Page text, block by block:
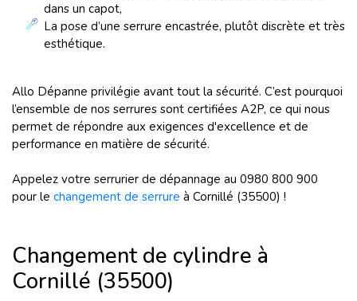
dans un capot,
La pose d’une serrure encastrée, plutôt discrète et très
esthétique.
Allo Dépanne privilégie avant tout la sécurité. C’est pourquoi
l’ensemble de nos serrures sont certifiées A2P, ce qui nous
permet de répondre aux exigences d'excellence et de
performance en matière de sécurité.
Appelez votre serrurier de dépannage au 0980 800 900
pour le changement de serrure à Cornillé (35500) !
Changement de cylindre à
Cornillé (35500)